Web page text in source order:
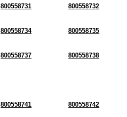
800558731 800558732
800558734 800558735
800558737 800558738
800558741 800558742